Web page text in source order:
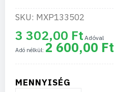
SKU: MXP133502
3 302,00 Ft
2 600,00 Ft
MENNYISÉG